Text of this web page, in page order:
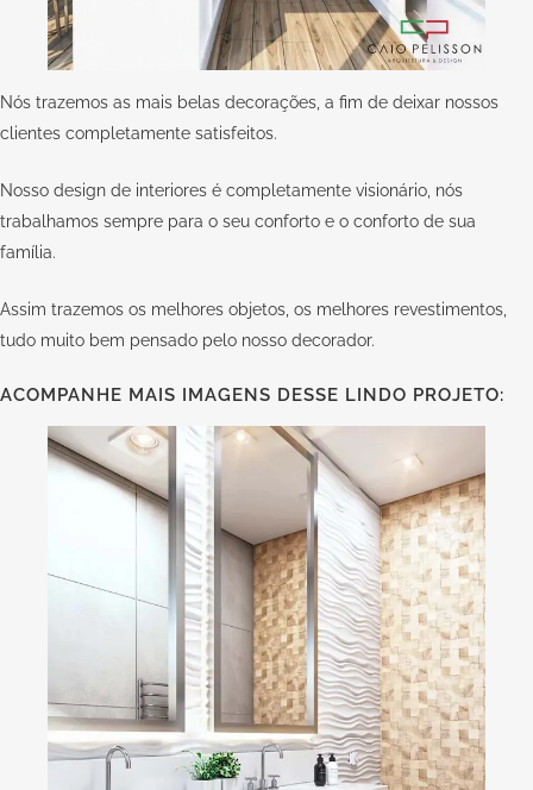
Nós trazemos as mais belas decorações, a fim de deixar nossos
clientes completamente satisfeitos.
Nosso design de interiores é completamente visionário, nós
trabalhamos sempre para o seu conforto e o conforto de sua
família.
Assim trazemos os melhores objetos, os melhores revestimentos,
tudo muito bem pensado pelo nosso decorador.
ACOMPANHE MAIS IMAGENS DESSE LINDO PROJETO: